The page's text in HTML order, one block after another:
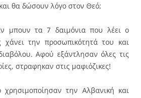
θα δώσουν λόγο στον Θεό;
μπουν τα 7 δαιμόνια που λέει ο
χάνει την προσωπικότητά του και
Αφού εξάντλησαν όλες τις
στραφηκαν στις μαφιόζικες!
χρησιμοποίησαν την Αλβανική και